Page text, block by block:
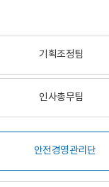
기획조정팀
인사총무팀
안전경영관리단